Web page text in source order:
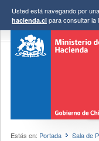
Usted está navegando por
hacienda.cl para consultar la
Estás en: Portada Sala de